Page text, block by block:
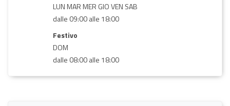
LUN MAR MER GIO VEN SAB
dalle 09:00 alle 18:00
Festivo
DOM
dalle 08:00 alle 18:00